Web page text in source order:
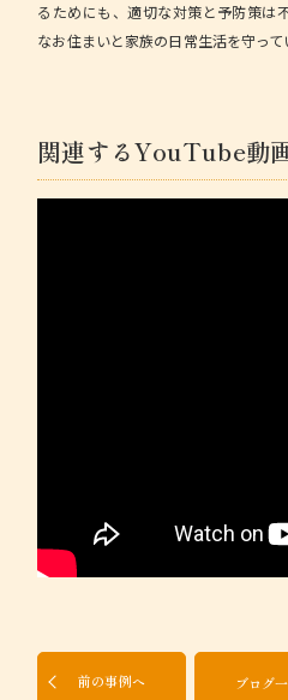
るためにも、適切な対策と予防策は
なお住まいと家族の日常生活を守って
関連するYouTube動
前の事例へ ブログ